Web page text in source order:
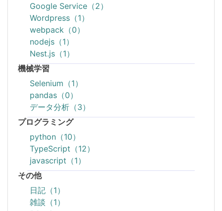
Google Service（2）
Wordpress（1）
webpack（0）
nodejs（1）
Nest.js（1）
機械学習
Selenium（1）
pandas（0）
データ分析（3）
プログラミング
python（10）
TypeScript（12）
javascript（1）
その他
日記（1）
雑談（1）